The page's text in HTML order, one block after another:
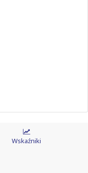
Wskaźniki